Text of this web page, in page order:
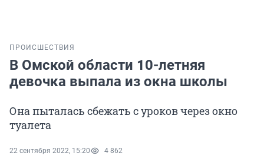
ПРОИСШЕСТВИЯ
В Омской области 10-летняя
девочка выпала из окна школы
Она пыталась сбежать с уроков через окно
туалета
22 сентября 2022, 15:20 4 862